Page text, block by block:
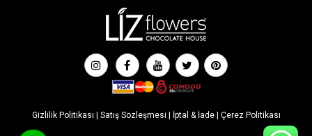
Gizlilik Politikası | Satış Sözleşmesi | İptal & İade| Çerez Politikası